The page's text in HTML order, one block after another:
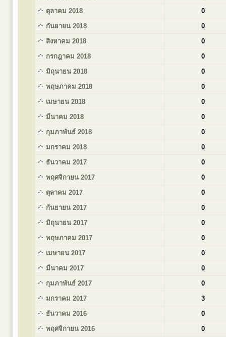
ตุลาคม 2018
0
กันยายน 2018
0
สิงหาคม 2018
0
กรกฎาคม 2018
0
มิถุนายน 2018
0
พฤษภาคม 2018
0
เมษายน 2018
0
มีนาคม 2018
0
กุมภาพันธ์ 2018
0
มกราคม 2018
0
ธันวาคม 2017
0
พฤศจิกายน 2017
0
ตุลาคม 2017
0
กันยายน 2017
0
มิถุนายน 2017
0
พฤษภาคม 2017
0
เมษายน 2017
0
มีนาคม 2017
0
กุมภาพันธ์ 2017
0
มกราคม 2017
3
ธันวาคม 2016
0
พฤศจิกายน 2016
0